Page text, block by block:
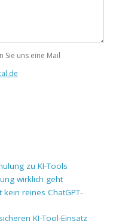
Sie uns eine Mail
zu KI-Tools
wirklich geht
reines ChatGPT-
KI-Tool-Einsatz